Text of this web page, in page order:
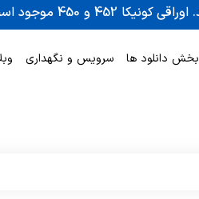
بخش دانلود ها سرویس و نگهداری